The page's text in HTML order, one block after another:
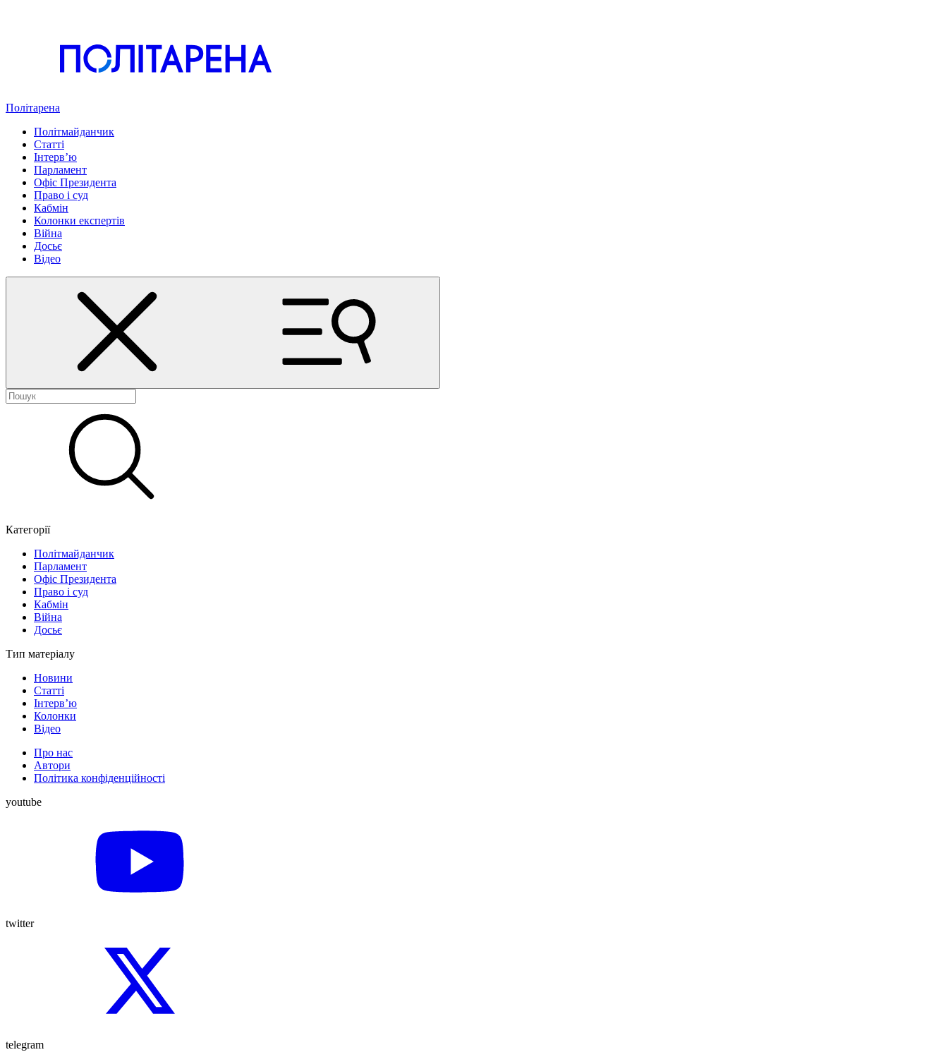
Політарена
Політмайданчик
Статті
Інтервʼю
Парламент
Офіс Президента
Право і суд
Кабмін
Колонки експертів
Війна
Досьє
Відео
Категорії
Політмайданчик
Парламент
Офіс Президента
Право і суд
Кабмін
Війна
Досьє
Тип матеріалу
Новини
Статті
Інтерв’ю
Колонки
Відео
Про нас
Автори
Політика конфіденційності
youtube
twitter
telegram